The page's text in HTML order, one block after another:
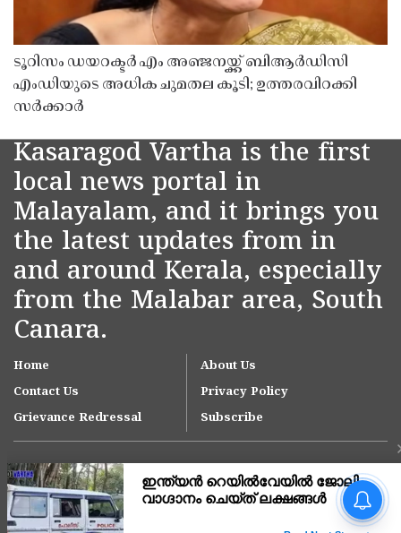
ടൂറിസം ഡയറക്ടർ എം അഞ്ജനയ്ക്ക് ബിആർഡിസി
എംഡിയുടെ അധിക ചുമതല കൂടി; ഉത്തരവിറക്കി
സർക്കാർ
Kasaragod Vartha is the first
local news portal in
Malayalam, and it brings you
the latest updates from in
and around Kerala, especially
from the Malabar area, South
Canara.
Home
About Us
Contact Us
Privacy Policy
Grievance Redressal
Subscribe
ഓണക്കാലത്ത് 1,65,000
മെട്രിക് ടൺ അരി